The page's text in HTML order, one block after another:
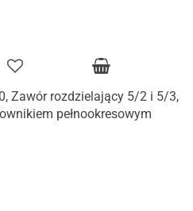
Zawór rozdzielający 5/2 i 5/3,
pełnookresowym